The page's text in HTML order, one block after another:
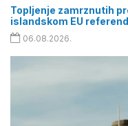
Topljenje zamrznutih
islandskom EU
06.08.2026.